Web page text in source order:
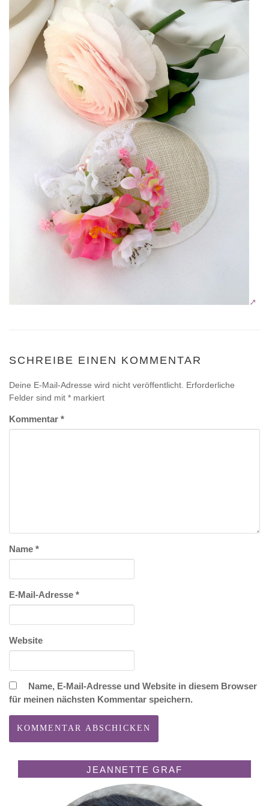
SCHREIBE EINEN KOMMENTAR
Deine E-Mail-Adresse wird nicht veröffentlicht. Erforderliche
Felder sind mit * markiert
Kommentar *
Name *
E-Mail-Adresse *
Website
Name, E-Mail-Adresse und Website in diesem Browser
für meinen nächsten Kommentar speichern.
JEANNETTE GRAF